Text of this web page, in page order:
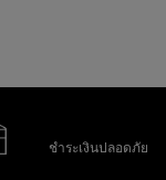
ชำระเงินปลอดภัย